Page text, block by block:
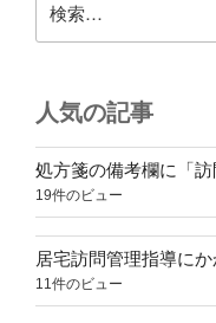
索:
人気の記事
処方箋の備考欄に「
19件のビュー
居宅訪問管理指導に
11件のビュー